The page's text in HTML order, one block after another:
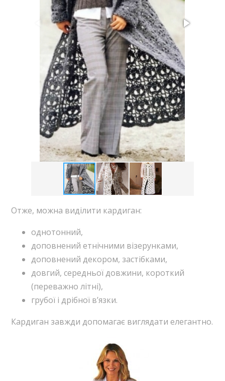
Отже, можна виділити кардиган:
однотонний,
доповнений етнічними візерунками,
доповнений декором, застібками,
довгий, середньої довжини, короткий
(переважно літні),
грубої і дрібної в’язки.
Кардиган завжди допомагає виглядати елегантно.